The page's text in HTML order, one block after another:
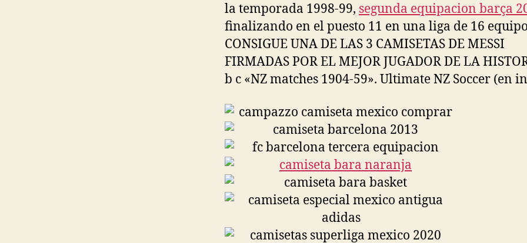
la temporada 1998-99, segunda equipacion barça
finalizando en el puesto 11 en una liga de 16
CONSIGUE UNA DE LAS 3 CAMISETAS DE MESSI
FIRMADAS POR EL MEJOR JUGADOR DE LA
b c «NZ matches 1904-59». Ultimate NZ Soccer (en